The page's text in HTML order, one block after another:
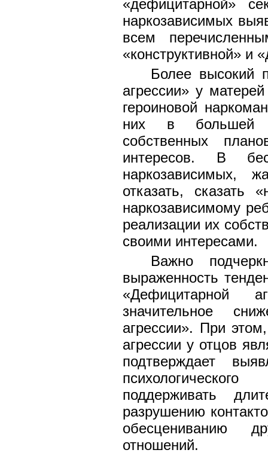
«дефицитарной»
наркозависимых
всем
«конструктивной» и
Более высокий
агрессии» у
героиновой
них в большей
собственных
интересов. В
наркозависимых,
отказать, сказать
наркозависимому
реализации их
своими интересами.
Важно
выраженность
«Дефицитарной
значительное
агрессии». При
агрессии у отцов
подтверждает
поддерживать
разрушению
обесцениванию
отношений.